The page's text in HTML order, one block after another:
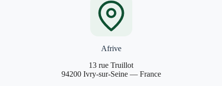
Afrive
13 rue Truillot
94200 Ivry-sur-Seine — France